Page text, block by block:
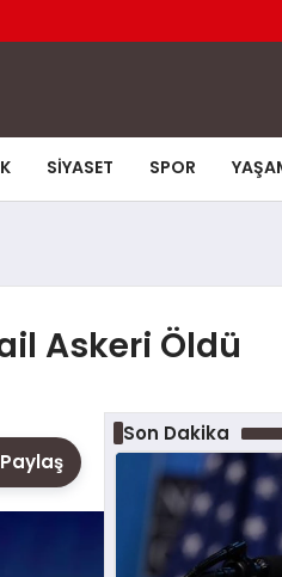
SIYASET SPOR
Askeri Öldü
Paylaş
Son Dakika